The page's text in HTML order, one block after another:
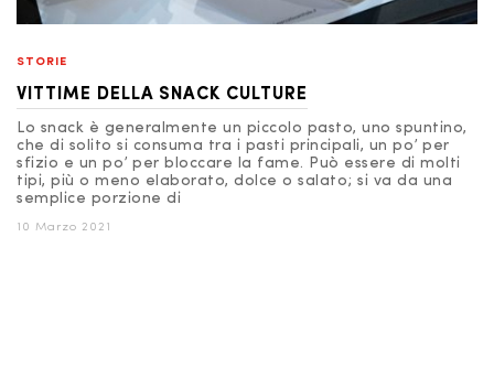
STORIE
VITTIME DELLA SNACK CULTURE
Lo snack è generalmente un piccolo pasto, uno spuntino,
che di solito si consuma tra i pasti principali, un po’ per
sfizio e un po’ per bloccare la fame. Può essere di molti
tipi, più o meno elaborato, dolce o salato; si va da una
semplice porzione di
10 Marzo 2021